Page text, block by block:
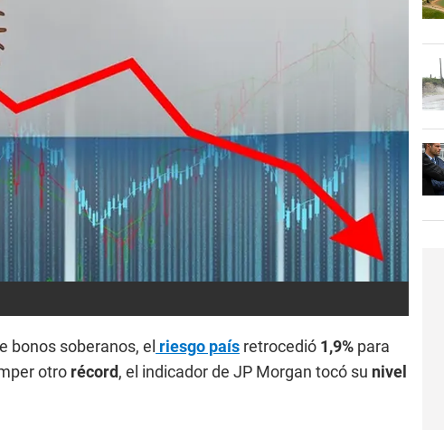
bonos soberanos, el riesgo país retrocedió 1,9% para
otro récord, el indicador de JP Morgan tocó su nivel